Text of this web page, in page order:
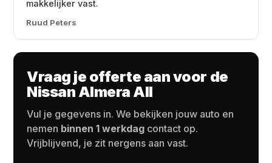
makkelijker vast.
Ruud Peters
Vraag je offerte aan voor de
Nissan Almera All
Vul je gegevens in. We bekijken jouw auto en
nemen binnen 1 werkdag contact op.
Vrijblijvend, je zit nergens aan vast.